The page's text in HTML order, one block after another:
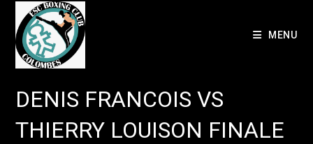
content
MENU
DENIS FRANCOIS VS
THIERRY LOUISON FINALE